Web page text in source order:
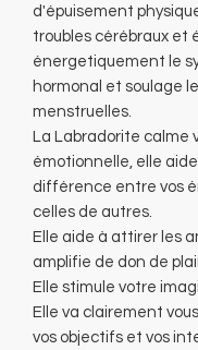
d'épuisement
troubles cérébraux et
énergetiquement le
hormonal et soulage
menstruelles.
La Labradorite calme
émotionnelle, elle
différence entre vos
celles de autres.
Elle aide à attirer les
amplifie de don de
Elle stimule votre
Elle va clairement
vos objectifs et vos